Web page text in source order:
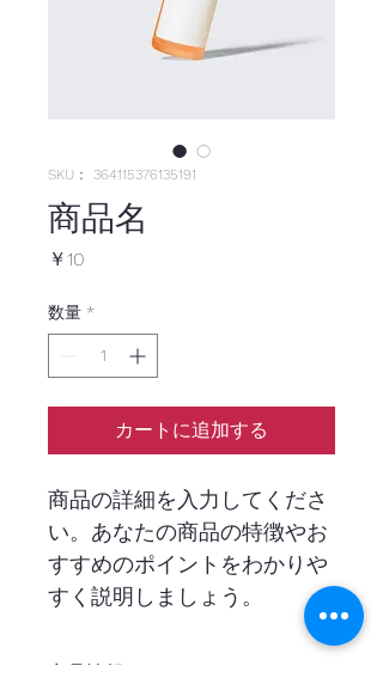
SKU： 364115376135191
商品名
￥10
数量 *
カートに追加する
商品の詳細を入力してくださ
い。あなたの商品の特徴やお
すすめのポイントをわかりや
すく説明しましょう。
商品情報